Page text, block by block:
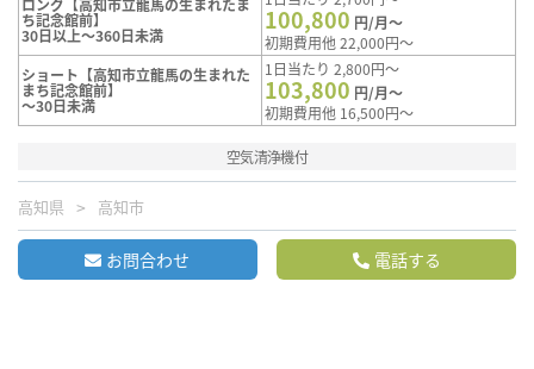
ロング【高知市立龍馬の生まれたま
ち記念館前】
30日以上～360日未満
100,800 円/月～
初期費用他 22,000円～
ショート【高知市立龍馬の生まれた
まち記念館前】
～30日未満
1日当たり 2,800円～
103,800 円/月～
初期費用他 16,500円～
空気清浄機付
高知県 高知市
お問合わせ 電話する